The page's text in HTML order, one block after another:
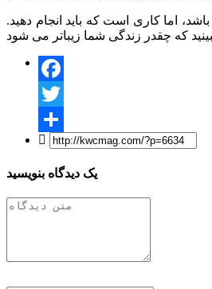
اما کاری است که باید انجام دهید.
Facebook
Twitter
Share
یک دیدگاه بنویسید